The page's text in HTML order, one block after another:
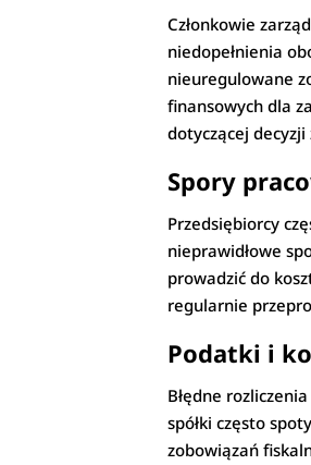
Członkowie
niedopełnienia
nieuregulowane
finansowych dla
dotyczącej
Spory
Przedsiębiorcy
nieprawidłowe
prowadzić do
regularnie
Podatki i
Błędne
spółki często
zobowiązań